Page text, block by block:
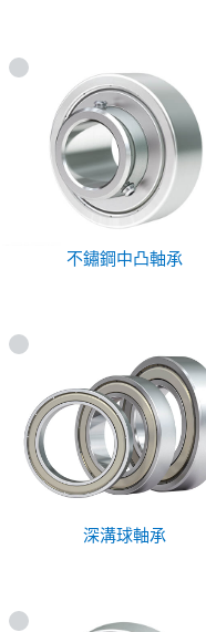
不鏽鋼中凸軸承
深溝球軸承